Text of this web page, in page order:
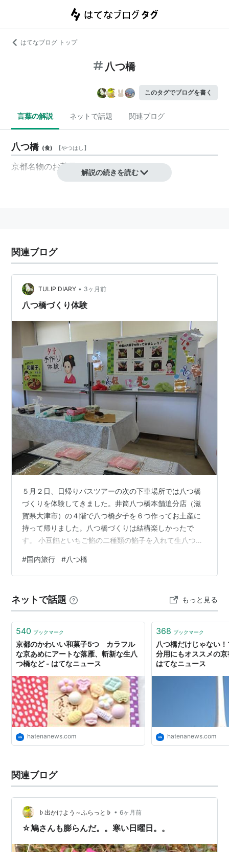
はてなブログ トップ
八つ橋
このタグでブログを書く
言葉の解説 ネットで話題 関連ブログ
八つ橋 (食) 【やつはし 】
京都名物のお菓子。
解説の続きを読む
関連ブログ
TULIP DIARY • 3ヶ月前
八つ橋づくり体験
５月２日、日帰りバスツアーの次の下車場所では八つ橋
づくりを体験してきました。井筒八つ橋本舗追分店（滋
賀県大津市）の４階で八つ橋夕子を６つ作ってお土産に
持って帰りました。八つ橋づくりは結構楽しかったで
す。 小豆餡といちご餡の二種類の餡子を入れて生八つ橋
でした。 帰宅してからいただいてみると手作りの生八つ
橋は売られているものよりも美味しかったです。 八つ橋
してきました。 大津そろばんやみすや針や大津絵なども
展示さていました。 石車 お土産に生八つ橋などを買って
帰りました。 井筒八つ橋も一袋お土産にい…
#国内旅行 #八つ橋
ネットで話題 もっと見る
540 ブックマーク
京都のかわいい和菓子5つ カラフル
な京あめにアートな落雁、斬新な生八
つ橋など - はてなニュース
hatenanews.com
368 ブックマーク
八つ橋だけじゃない
分用にもオススメの
はてなニュース
hatenanews.com
関連ブログ
♭出かけよう～ふらっと♭ • 6ヶ月前
☆鳩さんも膨らんだ。。寒い日曜日。。